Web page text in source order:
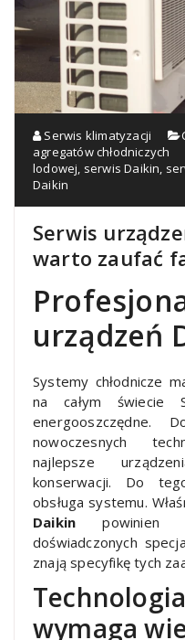
Serwis klimatyzacji
agregatów chłodniczych
lodowej, serwis Daikin,
Daikin
Serwis
warto zaufać
urządzeń
Systemy chłodnicze
na całym świecie
nowoczesnych
najlepsze
konserwacji. Do
obsługa systemu.
Daikin powinien
doświadczonych
znają specyfikę tych
wymaga